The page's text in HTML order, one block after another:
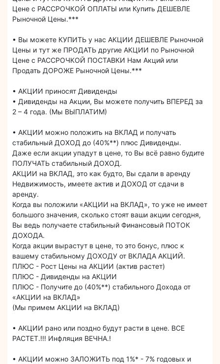
Цене с РАССРОЧКОЙ ОПЛАТЫ или Купить ДЕШЕВЛЕ
Рыночной Цены.***
• Вы можете КУПИТЬ у нас АКЦИИ ДЕШЕВЛЕ Рыночной
Цены и тут же ПРОДАТЬ другие АКЦИИ по Рыночной
Цене с РАССРОЧКОЙ ПОСТАВКИ Нам Акций или
Продать ДОРОЖЕ Рыночной Цены.***
• АКЦИИ приносят Дивиденды
• Дивиденды на Акции, Вы можете получить ВПЕРЕД за
2 – 4 года. (Мы ВЫПЛАТИМ)
• АКЦИИ можно положить на ВКЛАД и получать
стабильный ДОХОД до (40%**) плюс Дивиденды.
Даже если акции упадут в цене, то Вы всё равно будите
ПОЛУЧАТЬ стабильный ДОХОД.
АКЦИИ на ВКЛАД, это как будто, Вы сдали в аренду
Недвижимость, имеете актив и ДОХОД от сдачи в
аренду.
Когда вы положили «АКЦИИ на ВКЛАД», то уже не имеет
большого значения, сколько стоят ваши акции сегодня,
Вы ведь получаете стабильный Финансовый ПОТОК
ДОХОДА.
Когда акции вырастут в цене, то это бонус, плюс к
вашему стабильному ДОХОДУ от ВКЛАДА АКЦИЙ.
ПЛЮС - Рост Цены на АКЦИИ (актив растет)
ПЛЮС - Дивиденды на АКЦИИ
ПЛЮС - Получите до (40%**) стабильного Дохода от
«АКЦИИ на ВКЛАД»
(Мы примем АКЦИИ на ВКЛАД)
• АКЦИИ рано или поздно будут расти в цене. ВСЕ
РАСТЕТ.!!! Инфляция ВЕЧНА.!
• АКЦИИ можно ЗАЛОЖИТЬ под 1%* - 7% годовых и